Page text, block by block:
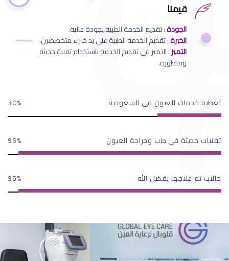
قيمنا
الجودة: تقديم الخدمة الطبية بجودة عالية.
الخبرة: تقديم الخدمة الطبية على يد خبراء متخصصين.
التميز: التميز في تقديم الخدمة باستخدام تقنية حديثة
ومتطورة.
تغطية خدمات العيون في السعودية 30
تقنيات حديثة في طب وجراحة العيون 95
حالات تم علاجها بفضل الله 95